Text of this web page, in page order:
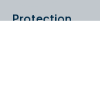
Protection